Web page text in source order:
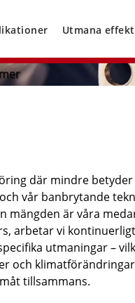
Utmana
där mindre
vår banbrytande
mängden är våra
arbetar vi
utmaningar –
och
tillsammans.